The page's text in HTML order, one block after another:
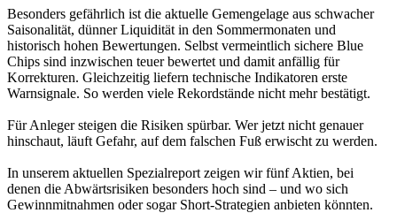
Besonders gefährlich ist die aktuelle Gemengelage aus schwacher
Saisonalität, dünner Liquidität in den Sommermonaten und
historisch hohen Bewertungen. Selbst vermeintlich sichere Blue
Chips sind inzwischen teuer bewertet und damit anfällig für
Korrekturen. Gleichzeitig liefern technische Indikatoren erste
Warnsignale. So werden viele Rekordstände nicht mehr bestätigt.
Für Anleger steigen die Risiken spürbar. Wer jetzt nicht genauer
hinschaut, läuft Gefahr, auf dem falschen Fuß erwischt zu werden.
In unserem aktuellen Spezialreport zeigen wir fünf Aktien, bei
denen die Abwärtsrisiken besonders hoch sind – und wo sich
Gewinnmitnahmen oder sogar Short-Strategien anbieten könnten.